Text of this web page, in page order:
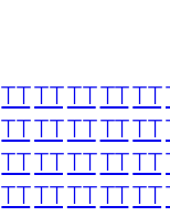
TTTTTTTTTT
TTTTTTTTTT
TTTTTTTTTT
TTTTTTTTTT